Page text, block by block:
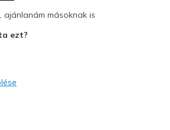
when it's eventually torn
ajánlanám másoknak is
ezt?